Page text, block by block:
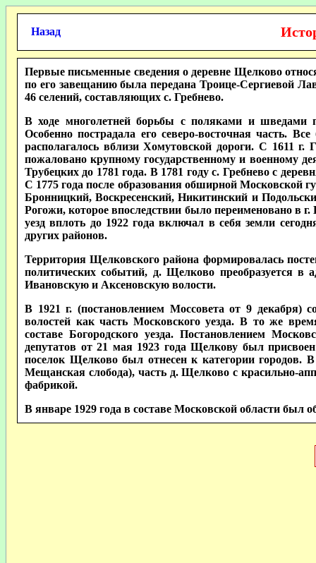
Назад
Первые письменные сведения о деревне Щелково
по его завещанию была передана Троице-Сергиевой
46 селений, составляющих с. Гребнево.
В ходе многолетней борьбы с поляками и шведами
Особенно пострадала его северо-восточная часть.
располагалось вблизи Хомутовской дороги. С 1611 г.
пожаловано крупному государственному и военному
Трубецких до 1781 года. В 1781 году с. Гребнево с
С 1775 года после образования обширной Московской
Бронницкий, Воскресенский, Никитинский и
Рогожи, которое впоследствии было переименовано в г.
уезд вплоть до 1922 года включал в себя земли
других районов.
Территория Щелковского района формировалась
политических событий, д. Щелково преобразуется в
Ивановскую и Аксеновскую волости.
В 1921 г. (постановлением Моссовета от 9 декабря)
волостей как часть Московского уезда. В то же
составе Богородского уезда. Постановлением
депутатов от 21 мая 1923 года Щелкову был
поселок Щелково был отнесен к категории
Мещанская слобода), часть д. Щелково с красильно-
фабрикой.
В январе 1929 года в составе Московской области